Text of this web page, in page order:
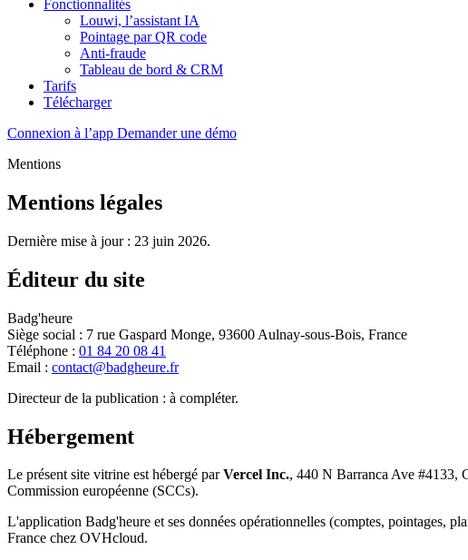
Fonctionnalités
Louwi, l’assistant IA
Pointage par QR code
Anti-fraude
Tableau de bord & CRM
Tarifs
Télécharger
Connexion à l’app Demander une démo
Mentions
Mentions légales
Dernière mise à jour : 23 juin 2026.
Éditeur du site
Badg'heure
Siège social : 7 rue Gaspard Monge, 93600 Aulnay-sous-Bois, France
Téléphone : 01 84 20 08 41
Email : contact@badgheure.fr
Directeur de la publication : à compléter.
Hébergement
Le présent site vitrine est hébergé parVercel Inc., 440 N Barranca Ave #4133,
Commission européenne (SCCs).
L'application Badg'heure et ses données opérationnelles (comptes, pointages,
France chez OVHcloud.